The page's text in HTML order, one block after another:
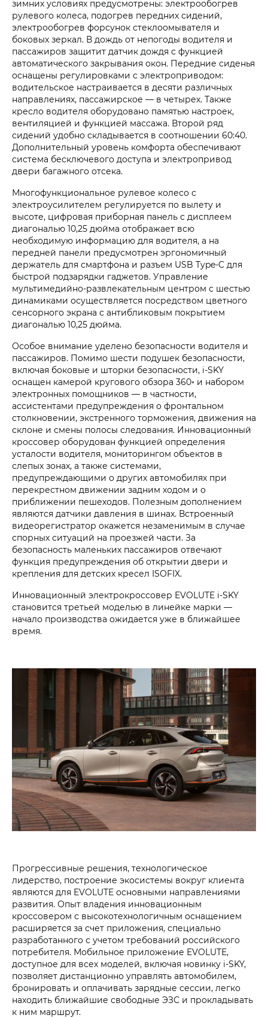
зимних условиях предусмотрены: электрообогрев
рулевого колеса, подогрев передних сидений,
электрообогрев форсунок стеклоомывателя и
боковых зеркал. В дождь от непогоды водителя и
пассажиров защитит датчик дождя с функцией
автоматического закрывания окон. Передние сиденья
оснащены регулировками с электроприводом:
водительское настраивается в десяти различных
направлениях, пассажирское — в четырех. Также
кресло водителя оборудовано памятью настроек,
вентиляцией и функцией массажа. Второй ряд
сидений удобно складывается в соотношении 60:40.
Дополнительный уровень комфорта обеспечивают
система бесключевого доступа и электропривод
двери багажного отсека.
Многофункциональное рулевое колесо с
электроусилителем регулируется по вылету и
высоте, цифровая приборная панель с дисплеем
диагональю 10,25 дюйма отображает всю
необходимую информацию для водителя, а на
передней панели предусмотрен эргономичный
держатель для смартфона и разъем USB Type-C для
быстрой подзарядки гаджетов. Управление
мультимедийно-развлекательным центром с шестью
динамиками осуществляется посредством цветного
сенсорного экрана с антибликовым покрытием
диагональю 10,25 дюйма.
Особое внимание уделено безопасности водителя и
пассажиров. Помимо шести подушек безопасности,
включая боковые и шторки безопасности, i‑SKY
оснащен камерой кругового обзора 360◦ и набором
электронных помощников — в частности,
ассистентами предупреждения о фронтальном
столкновении, экстренного торможения, движения на
склоне и смены полосы следования. Инновационный
кроссовер оборудован функцией определения
усталости водителя, мониторингом объектов в
слепых зонах, а также системами,
предупреждающими о других автомобилях при
перекрестном движении задним ходом и о
приближении пешеходов. Полезным дополнением
являются датчики давления в шинах. Встроенный
видеорегистратор окажется незаменимым в случае
спорных ситуаций на проезжей части. За
безопасность маленьких пассажиров отвечают
функция предупреждения об открытии двери и
крепления для детских кресел ISOFIX.
Инновационный электрокроссовер EVOLUTE i‑SKY
становится третьей моделью в линейке марки —
начало производства ожидается уже в ближайшее
время.
Прогрессивные решения, технологическое
лидерство, построение экосистемы вокруг клиента
являются для EVOLUTE основными направлениями
развития. Опыт владения инновационным
кроссовером с высокотехнологичным оснащением
расширяется за счет приложения, специально
разработанного с учетом требований российского
потребителя. Мобильное приложение EVOLUTE,
доступное для всех моделей, включая новинку i‑SKY,
позволяет дистанционно управлять автомобилем,
бронировать и оплачивать зарядные сессии, легко
находить ближайшие свободные ЭЗС и прокладывать
к ним маршрут.